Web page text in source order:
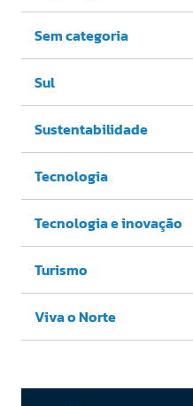
Sem categoria
Sul
Sustentabilidade
Tecnologia
Tecnologia e inovação
Turismo
Viva o Norte